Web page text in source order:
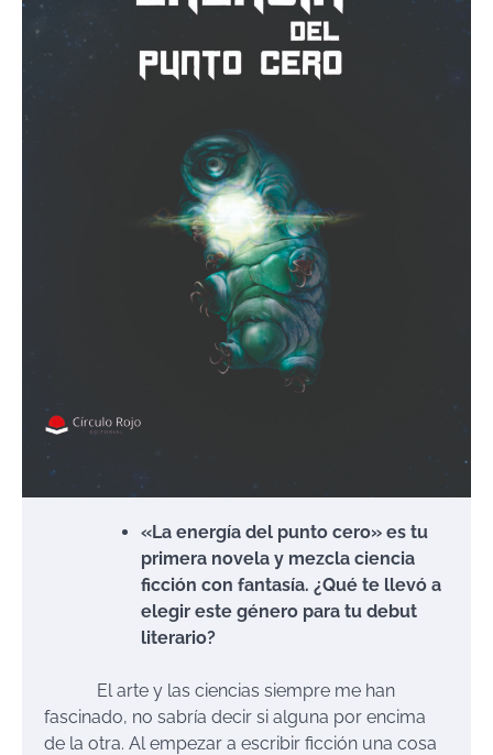
«La energía del punto cero» es tu
primera novela y mezcla ciencia
ficción con fantasía. ¿Qué te llevó a
elegir este género para tu debut
literario?
El arte y las ciencias siempre me han
fascinado, no sabría decir si alguna por encima
de la otra. Al empezar a escribir ficción una cosa